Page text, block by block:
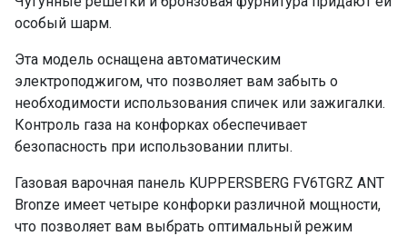
особый шарм.
Эта модель оснащена автоматическим
электроподжигом, что позволяет вам забыть о
необходимости использования спичек или зажигалки.
Контроль газа на конфорках обеспечивает
безопасность при использовании плиты.
Газовая варочная панель KUPPERSBERG FV6TGRZ ANT
Bronze имеет четыре конфорки различной мощности,
что позволяет вам выбрать оптимальный режим